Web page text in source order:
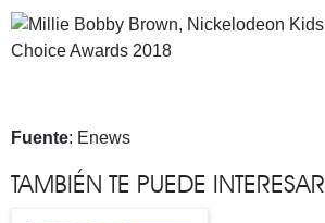
Fuente: Enews
TAMBIÉN TE PUEDE INTERESAR